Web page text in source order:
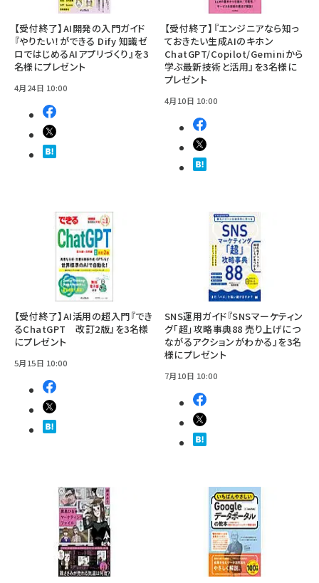
【受付終了】AI開発の入門ガイド
『やりたい！ができる Dify 知識ゼ
ロではじめるAIアプリづくり』を3
名様にプレゼント
4月24日 10:00
【受付終了】『エンジニアなら知っ
ておきたい生成AIのキホン
ChatGPT/Copilot/Geminiから
学ぶ最新技術と活用』を3名様に
プレゼント
4月10日 10:00
【受付終了】AI活用の超入門『でき
るChatGPT 改訂2版』を3名様
にプレゼント
5月15日 10:00
SNS運用ガイド『SNSマーケティン
グ「超」攻略事典88 売り上げにつ
ながるアクションがわかる』を3名
様にプレゼント
7月10日 10:00